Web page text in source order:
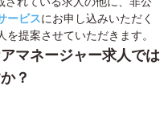
ービスにお申し込みいただく
提案させていただきます。
マネージャー求人では
？